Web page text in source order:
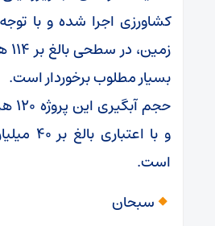
کشاورزی اجرا شده و با
بسیار مطلوب برخوردار است.
و با
است.
سبحان